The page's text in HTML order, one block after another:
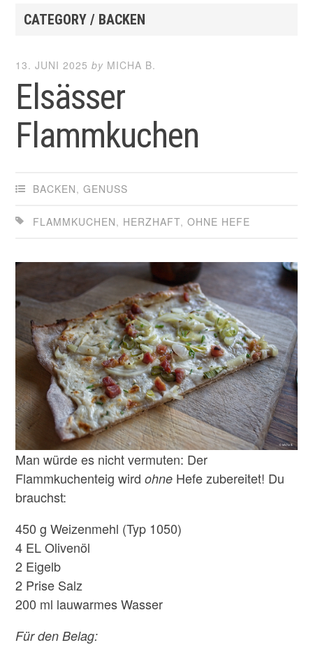
CATEGORY / BACKEN
13. JUNI 2025 by MICHA B.
Elsässer
Flammkuchen
BACKEN,GENUSS
FLAMMKUCHEN, HERZHAFT,OHNE HEFE
Man würde es nicht vermuten: Der
Flammkuchenteig wirdohne Hefe zubereitet! Du
brauchst:
450 g Weizenmehl (Typ 1050)
4 EL Olivenöl
2 Eigelb
2 Prise Salz
200 ml lauwarmes Wasser
Für den Belag: